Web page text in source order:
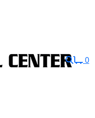
0